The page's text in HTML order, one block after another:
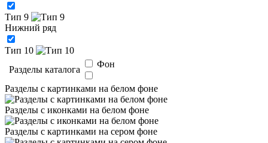
Тип 9
Нижний ряд
Тип 10
Разделы каталога
Фон
Разделы с картинками на белом фоне
Разделы с иконками на белом фоне
Разделы с картинками на сером фоне